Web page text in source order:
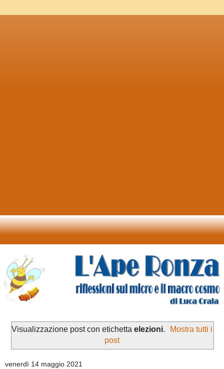
Visualizzazione post con etichetta elezioni.
Mostra tutti i
post
venerdì 14 maggio 2021